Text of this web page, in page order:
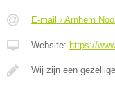
E-mail › Arnhem
Website: https://
Wij zijn een